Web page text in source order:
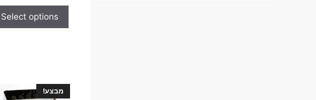
o
5
Select options
מבצע!